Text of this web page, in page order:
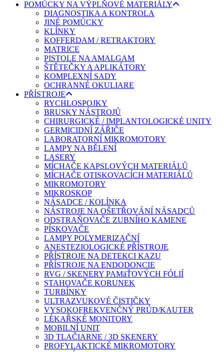
POMŮCKY NA VÝPLŇOVÉ MATERIÁLY
DIAGNOSTIKA A KONTROLA
JINÉ POMŮCKY
KLÍNKY
KOFFERDAM / RETRAKTORY
MATRICE
PISTOLE NA AMALGAM
ŠTĚTEČKY A APLIKÁTORY
KOMPLEXNÍ SADY
OCHRANNÉ OKULIARE
PŘÍSTROJE
RYCHLOSPOJKY
BRUSKY NÁSTROJŮ
CHIRURGICKÉ / IMPLANTOLOGICKÉ UNITY
GERMICIDNÍ ZÁŘIČE
LABORATORNÍ MIKROMOTORY
LAMPY NA BĚLENÍ
LASERY
MÍCHAČE KAPSLOVÝCH MATERIÁLŮ
MÍCHAČE OTISKOVACÍCH MATERIÁLŮ
MIKROMOTORY
MIKROSKOP
NÁSADCE / KOLÍNKA
NÁSTROJE NA OŠETŘOVÁNÍ NÁSADCŮ
ODSTRAŇOVAČE ZUBNÍHO KAMENE
PÍSKOVAČE
LAMPY POLYMERIZAČNÍ
ANESTEZIOLOGICKÉ PŘÍSTROJE
PŘÍSTROJE NA DETEKCI KAZU
PŘÍSTROJE NA ENDODONCIE
RVG / SKENERY PAMäŤOVÝCH FÓLIÍ
STAHOVAČE KORUNEK
TURBÍNKY
ULTRAZVUKOVÉ ČISTIČKY
VYSOKOFREKVENČNÝ PRÚD/KAUTER
LÉKAŘSKÉ MONITORY
MOBILNÍ UNIT
3D TLAČIARNE / 3D SKENERY
PROFYLAKTICKÉ MIKROMOTORY